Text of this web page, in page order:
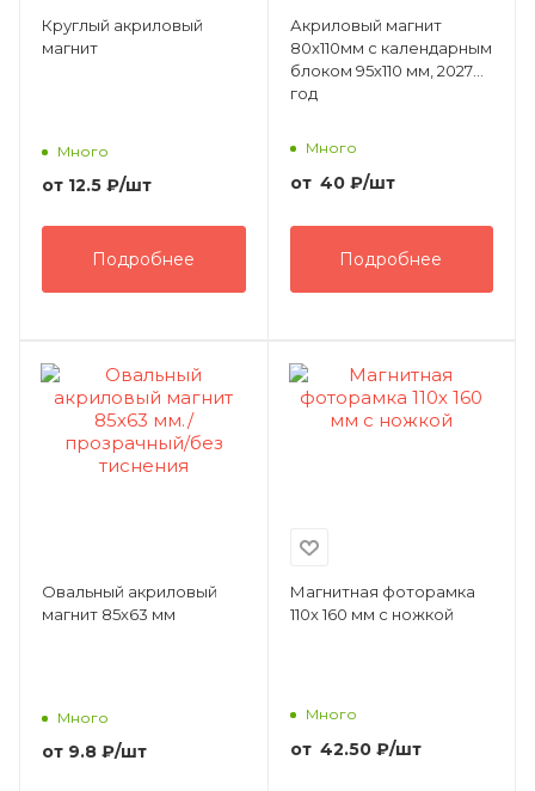
Круглый акриловый
магнит
Много
от 12.5 ₽/шт
Подробнее
Акриловый магнит
80х110мм с календарным
блоком 95х110 мм, 2027
год
Много
от 40₽/шт
Подробнее
Овальный акриловый
магнит 85х63 мм
Много
от 9.8 ₽/шт
Магнитная фоторамка
110х 160 мм с ножкой
Много
от 42.50₽/шт